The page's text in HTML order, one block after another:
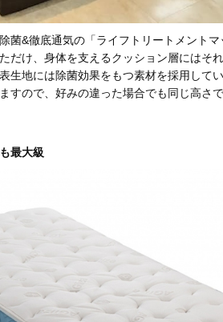
菌&徹底通気の「ライフトリートメントマ
だけ、身体を支えるクッション層にはそ
生地には除菌効果をもつ素材を採用して
すので、好みの違った場合でも同じ高さ
最大級